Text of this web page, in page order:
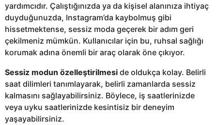
yardımcıdır. Çalıştığınızda ya da kişisel alanınıza ihtiyaç
duyduğunuzda, Instagram’da kaybolmuş gibi
hissetmektense, sessiz moda geçerek bir adım geri
çekilmeniz mümkün. Kullanıcılar için bu, ruhsal sağlığı
korumak adına önemli bir araç olarak öne çıkıyor.
Sessiz modun özelleştirilmesi de oldukça kolay. Belirli
saat dilimleri tanımlayarak, belirli zamanlarda sessiz
kalmasını sağlayabilirsiniz. Böylece, iş saatlerinizde
veya uyku saatlerinizde kesintisiz bir deneyim
yaşayabilirsiniz.